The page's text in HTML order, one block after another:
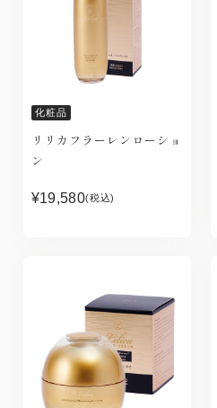
化粧品
リリカフラーレンローショ
ン
¥19,580(税込)